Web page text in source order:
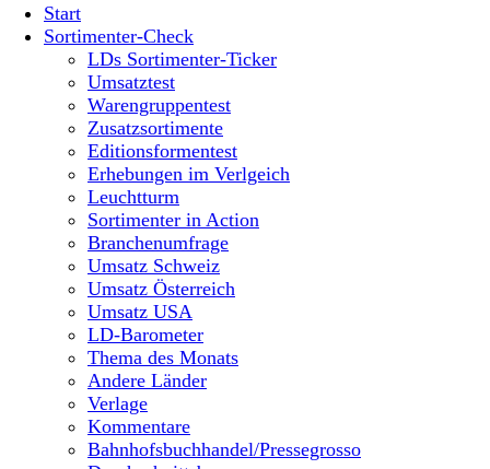
Start
Sortimenter-Check
LDs Sortimenter-Ticker
Umsatztest
Warengruppentest
Zusatzsortimente
Editionsformentest
Erhebungen im Verlgeich
Leuchtturm
Sortimenter in Action
Branchenumfrage
Umsatz Schweiz
Umsatz Österreich
Umsatz USA
LD-Barometer
Thema des Monats
Andere Länder
Verlage
Kommentare
Bahnhofsbuchhandel/Pressegrosso